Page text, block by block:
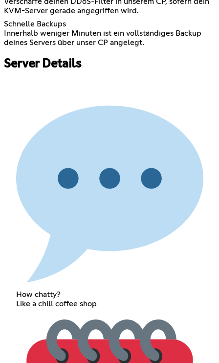
KVM-Server gerade angegriffen wird.
Schnelle Backups
Innerhalb weniger Minuten ist ein vollständiges Backup
deines Servers über unser CP angelegt.
Server Details
How chatty?
Like a chill coffee shop